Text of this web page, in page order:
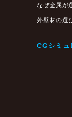
なぜ金属が
外壁材の選
CGシミュ